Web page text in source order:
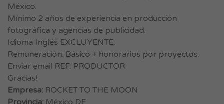
México.
Mínimo 2 años de experiencia en producción
fotográfica y agencias de publicidad.
Idioma Inglés EXCLUYENTE.
Remuneración: Básico + honorarios por proyectos.
Enviar email REF. PRODUCTOR
Gracias!
Empresa: ROCKET TO THE MOON
Provincia: México DF